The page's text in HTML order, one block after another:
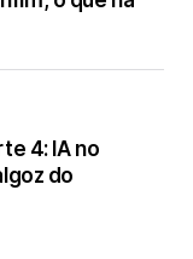
4: IA no
do